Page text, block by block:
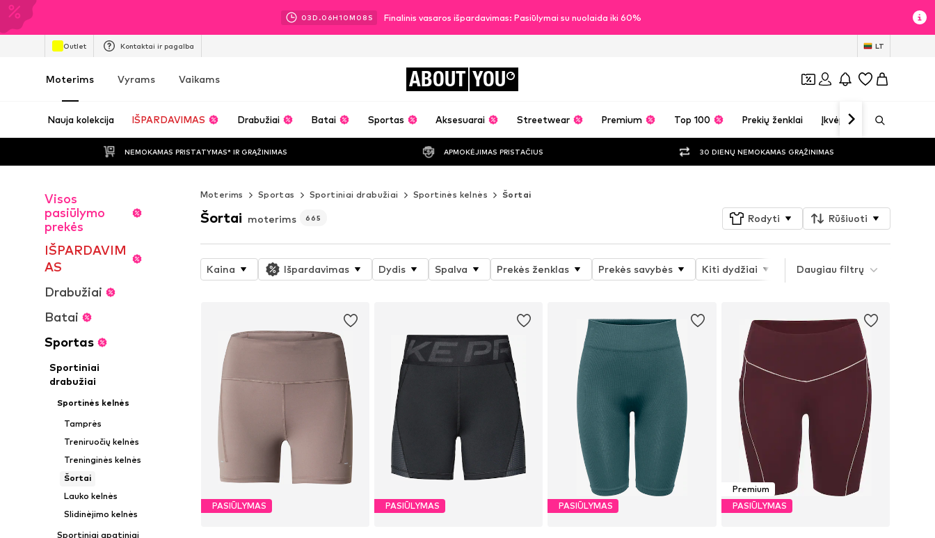
03D.06H10M 05 S Finalinis vasaros išpardavimas: Pasiūlymai su nuolaida iki 60%
Outlet Kontaktai ir pagalba LT
Moterims Vyrams Vaikams ABOUT YOU
Nauja kolekcija IŠPARDAVIMAS Drabužiai Batai Sportas Aksesuarai Streetwear Premium Top 100 Prekių ženklai Įkvėpimas
NEMOKAMAS PRISTATYMAS* IR GRĄŽINIMAS APMOKĖJIMAS PRISTAČIUS 30 DIENŲ NEMOKAMAS GRĄŽINIMAS
Visos
pasiūlymo
prekės
IŠPARDAVIM
AS
Drabužiai
Batai
Sportas
Sportiniai
drabužiai
Sportinės kelnės
Tamprės
Treniruočių kelnės
Treninginės kelnės
Šortai
Lauko kelnės
Slidinėjimo kelnės
Sportiniai apatiniai
Moterims Sportas Sportiniai drabužiai Sportinės kelnės Šortai
Šortai moterims 665 Rodyti Rūšiuoti
Kaina Išpardavimas Dydis Spalva Prekės ženklas Prekės savybės Kiti dydžiai Sporto šaka Ilgis
Daugiau filtrų
PASIŪLYMAS PASIŪLYMAS PASIŪLYMAS
Premium
PASIŪLYMAS